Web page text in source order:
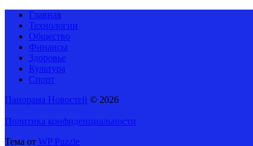
Главная
Технологии
Общество
Финансы
Здоровье
Культура
Спорт
Панорама Новостей © 2026
Политика конфиденциальности
Тема от WP Puzzle